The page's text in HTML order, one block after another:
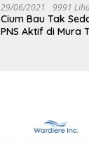
29/06/2021 9991
Cium Bau Tak
PNS Aktif di Mura